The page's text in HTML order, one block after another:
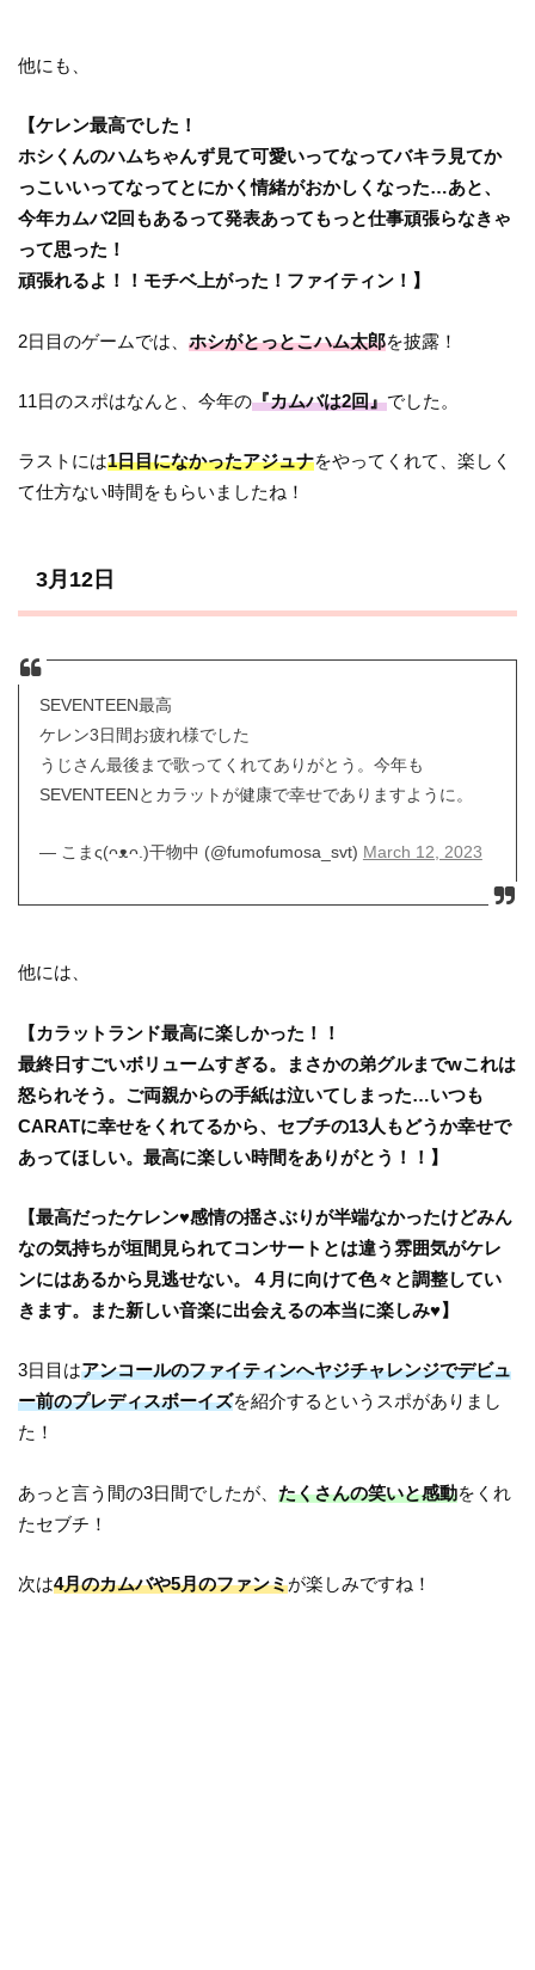
他にも、
【ケレン最高でした！
ホシくんのハムちゃんず見て可愛いってなってバキラ見てか
っこいいってなってとにかく情緒がおかしくなった…あと、
今年カムバ2回もあるって発表あってもっと仕事頑張らなきゃ
って思った！
頑張れるよ！！モチベ上がった！ファイティン！】
2日目のゲームでは、ホシがとっとこハム太郎を披露！
11日のスポはなんと、今年の『カムバは2回』でした。
ラストには1日目になかったアジュナをやってくれて、楽しく
て仕方ない時間をもらいましたね！
3月12日
SEVENTEEN最高
ケレン3日間お疲れ様でした
うじさん最後まで歌ってくれてありがとう。今年も
SEVENTEENとカラットが健康で幸せでありますように。
— こまς(ᴖᴥᴖ.)干物中 (@fumofumosa_svt) March 12, 2023
他には、
【カラットランド最高に楽しかった！！
最終日すごいボリュームすぎる。まさかの弟グルまでwこれは
怒られそう。ご両親からの手紙は泣いてしまった…いつも
CARATに幸せをくれてるから、セブチの13人もどうか幸せで
あってほしい。最高に楽しい時間をありがとう！！】
【最高だったケレン♥感情の揺さぶりが半端なかったけどみん
なの気持ちが垣間見られてコンサートとは違う雰囲気がケレ
ンにはあるから見逃せない。４月に向けて色々と調整してい
きます。また新しい音楽に出会えるの本当に楽しみ♥】
3日目はアンコールのファイティンへヤジチャレンジでデビュ
ー前のプレディスボーイズを紹介するというスポがありまし
た！
あっと言う間の3日間でしたが、たくさんの笑いと感動をくれ
たセブチ！
次は4月のカムバや5月のファンミが楽しみですね！